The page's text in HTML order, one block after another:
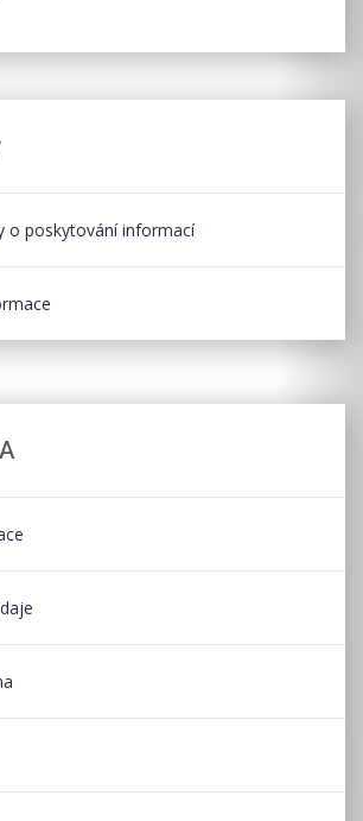
o poskytování informací